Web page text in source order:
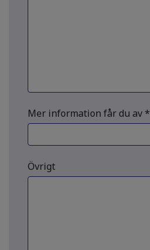
Mer information får du av *
Övrigt